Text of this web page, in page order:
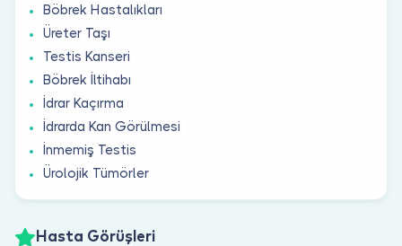
Böbrek Hastalıkları
Üreter Taşı
Testis Kanseri
Böbrek İltihabı
İdrar Kaçırma
İdrarda Kan Görülmesi
İnmemiş Testis
Ürolojik Tümörler
Hasta Görüşleri